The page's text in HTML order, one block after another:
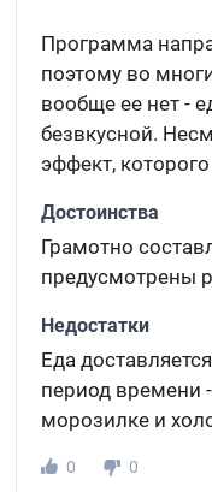
Программа
поэтому во
вообще ее нет -
безвкусной.
эффект,
Достоинства
Грамотно
предусмотрены
Недостатки
Еда
период времени
морозилке и
0
0